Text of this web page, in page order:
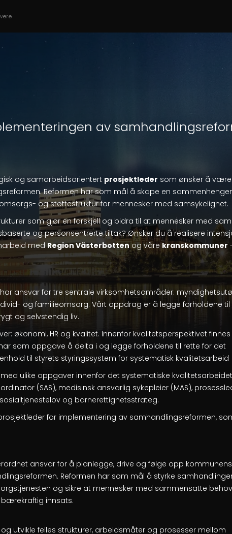
av
og samarbeidsorientert prosjektleder som ønsker å
Reformen har som mål å skape en
og støttestruktur for mennesker med samsykelighet.
som gjør en forskjell og bidra til at mennesker med
og personsentrerte tiltak? Ønsker du å realisere
medRegion Västerbotten og vårekranskommuner
ansvar for tre sentrale virksomhetsområder:
og familieomsorg. Vårt oppdrag er å legge forholdene til
og selvstendig liv.
økonomi, HR og kvalitet. Innenfor kvalitetsperspektivet finnes
som oppgave å delta i og legge forholdene til rette for det
til styrets styringssystem for systematisk kvalitetsarbeid
ulike oppgaver innenfor det systematiske
(SAS), medisinsk ansvarlig sykepleier (MAS),
og barnerettighetsstrateg.
for implementering av samhandlingsreformen,
ansvar for å planlegge, drive og følge opp kommunens
Reformen har som mål å styrke
og sikre at mennesker med sammensatte
innsats.
utvikle felles strukturer, arbeidsmåter og prosesser mellom